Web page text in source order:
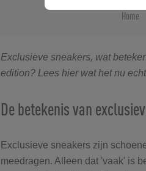
Home
Exclusieve sneakers, wat
edition? Lees hier wat het nu
De betekenis van
Exclusieve sneakers zijn
meedragen. Alleen dat 'vaak' is